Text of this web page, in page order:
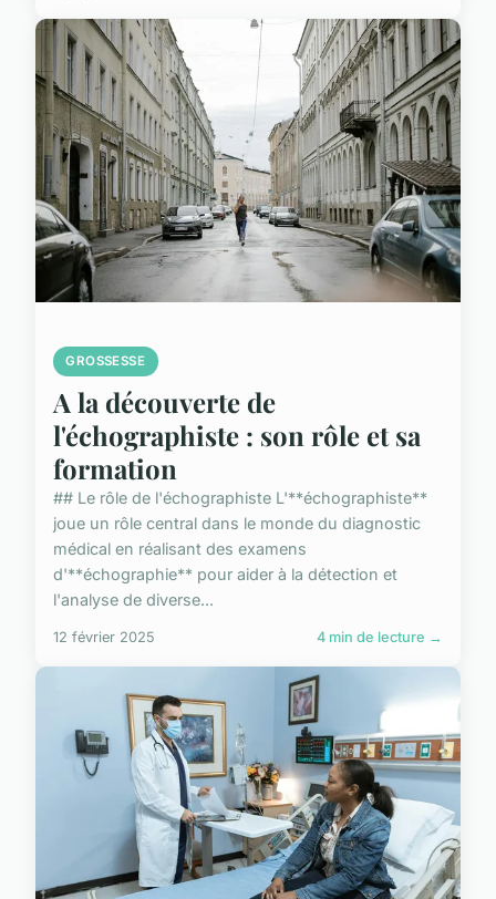
GROSSESSE
A la découverte de
l'échographiste : son rôle et sa
formation
## Le rôle de l'échographiste L'**échographiste**
joue un rôle central dans le monde du diagnostic
médical en réalisant des examens
d'**échographie** pour aider à la détection et
l'analyse de diverse...
12 février 2025 4 min de lecture →